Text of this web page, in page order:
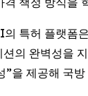
특허 플랫폼
의 완벽성을
”을 제공해 국